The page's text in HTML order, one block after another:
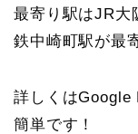
最寄り駅はJR大
鉄中崎町駅が最
詳しくはGoogle
簡単です！